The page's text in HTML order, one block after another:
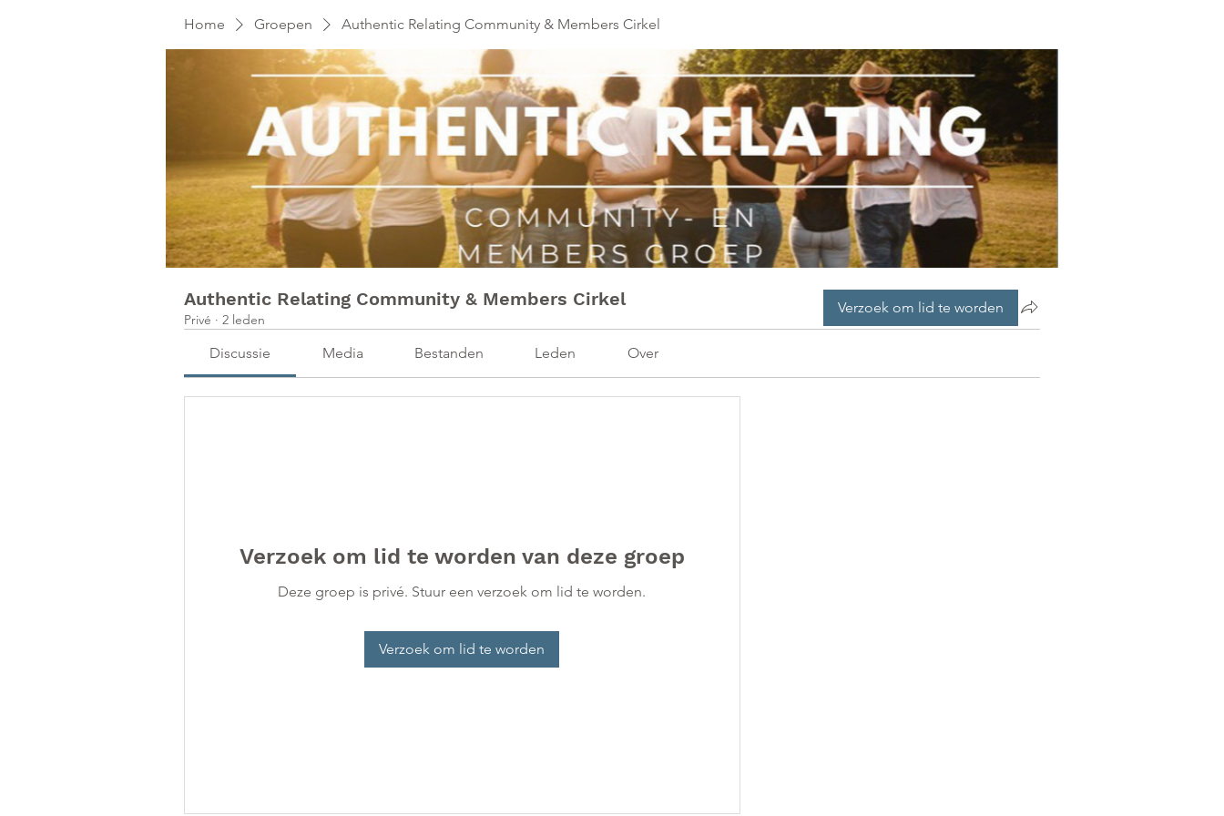
Home Groepen Authentic Relating Community & Members Cirkel
Authentic Relating Community & Members Cirkel
Privé · 2 leden
Verzoek om lid te worden
Discussie Media Bestanden Leden Over
Verzoek om lid te worden van deze groep
Deze groep is privé. Stuur een verzoek om lid te worden.
Verzoek om lid te worden